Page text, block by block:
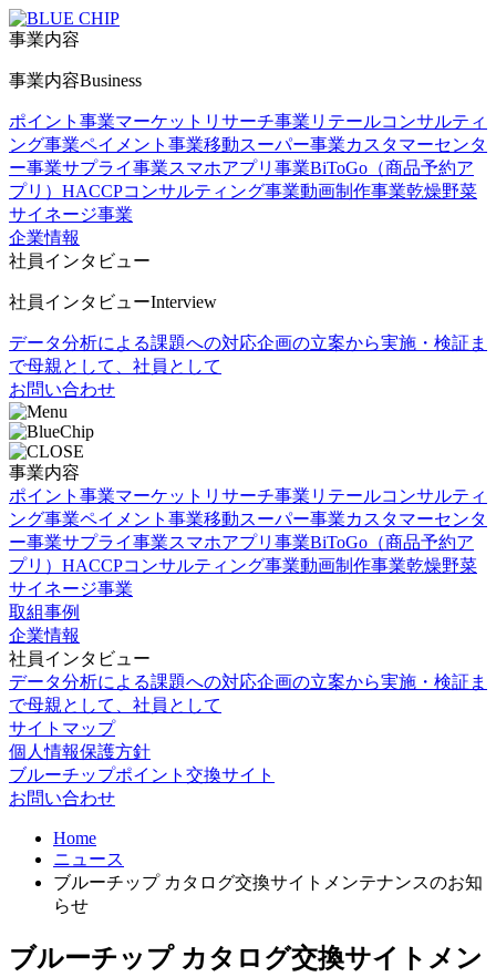
事業内容
事業内容Business
ポイント事業マーケットリサーチ事業 リテールコンサルティ
ング事業ペイメント事業移動スーパー事業カスタマーセンタ
ー事業サプライ事業スマホアプリ事業BiToGo（商品予約ア
プリ） HACCPコンサルティング事業動画制作事業乾燥野菜
サイネージ事業
企業情報
社員インタビュー
社員インタビューInterview
データ分析による課題への対応企画の立案から実施・検証ま
で母親として、社員として
お問い合わせ
事業内容
ポイント事業マーケットリサーチ事業 リテールコンサルティ
ング事業ペイメント事業移動スーパー事業カスタマーセンタ
ー事業サプライ事業スマホアプリ事業BiToGo（商品予約ア
プリ） HACCPコンサルティング事業動画制作事業乾燥野菜
サイネージ事業
取組事例
企業情報
社員インタビュー
データ分析による課題への対応企画の立案から実施・検証ま
で母親として、社員として
サイトマップ
個人情報保護方針
ブルーチップポイント交換サイト
お問い合わせ
Home
ニュース
ブルーチップ カタログ交換サイトメンテナンスのお知
らせ
ブルーチップ カタログ交換サイトメン